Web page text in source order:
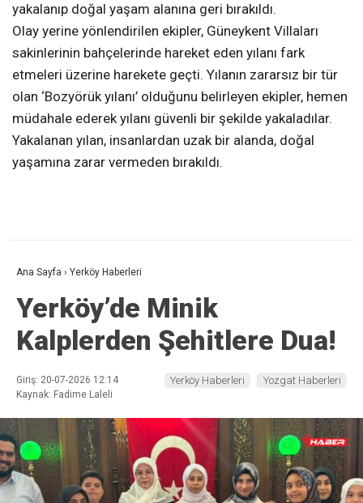
yakalanıp doğal yaşam alanına geri bırakıldı.
Olay yerine yönlendirilen ekipler, Güneykent Villaları
sakinlerinin bahçelerinde hareket eden yılanı fark
etmeleri üzerine harekete geçti. Yılanın zararsız bir tür
olan ‘Bozyörük yılanı’ olduğunu belirleyen ekipler, hemen
müdahale ederek yılanı güvenli bir şekilde yakaladılar.
Yakalanan yılan, insanlardan uzak bir alanda, doğal
yaşamına zarar vermeden bırakıldı.
Ana Sayfa › Yerköy Haberleri
Yerköy’de Minik
Kalplerden Şehitlere Dua!
Giriş: 20-07-2026 12:14
Kaynak: Fadime Laleli
Yerköy Haberleri Yozgat Haberleri